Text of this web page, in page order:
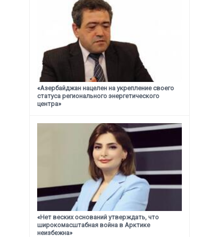
«Азербайджан нацелен на укрепление своего
статуса регионального энергетического
центра»
«Нет веских оснований утверждать, что
широкомасштабная война в Арктике
неизбежна»